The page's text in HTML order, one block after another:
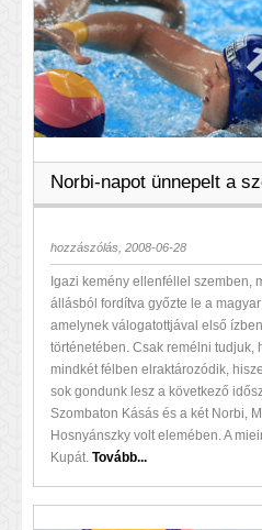
Norbi-napot ünnepelt a
hozzászólás, 2008-06-28
Igazi kemény ellenféllel szemben,
állásból fordítva győzte le a
amelynek válogatottjával első
történetében. Csak remélni tudjuk,
mindkét félben elraktározódik,
sok gondunk lesz a következő
Szombaton Kásás és a két Norbi,
Hosnyánszky volt elemében. A
Kupát. Tovább...